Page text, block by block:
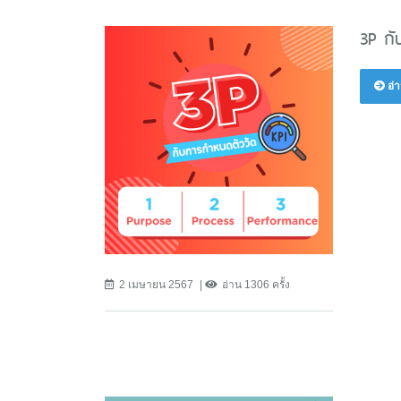
2 เมษายน 2567 อ่าน 1306 ครั้ง
3P
อ่